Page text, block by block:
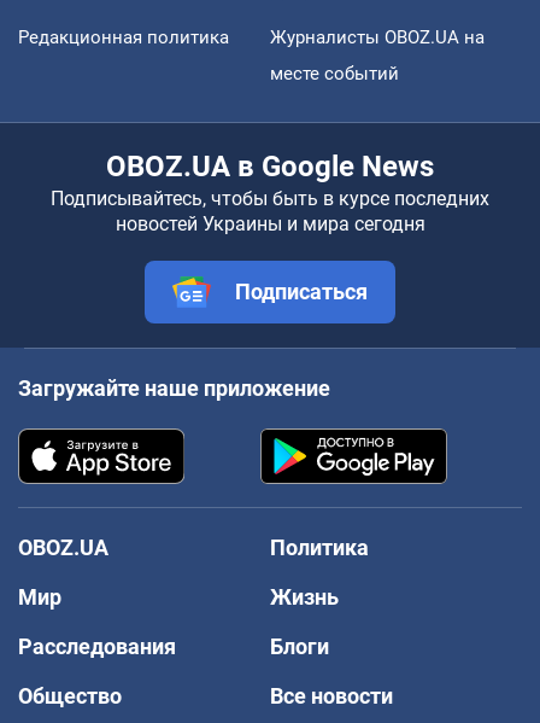
Редакционная политика
Журналисты OBOZ.UA на
месте событий
OBOZ.UA в Google News
Подписывайтесь, чтобы быть в курсе последних
новостей Украины и мира сегодня
Подписаться
Загружайте наше приложение
OBOZ.UA
Политика
Мир
Жизнь
Расследования
Блоги
Общество
Все новости